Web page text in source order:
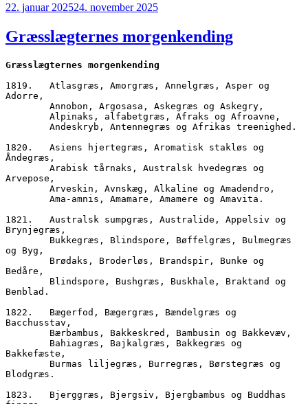
Udgivet
22. januar 202524. november 2025
Græsslægternes morgenkending
Græsslægternes morgenkending
1819.	Atlasgræs, Amorgræs, Annelgræs, Asper og
Adorre,
        Annobon, Argosasa, Askegræs og Askegry,
        Alpinaks, alfabetgræs, Afraks og Afroavne,
        Andeskryb, Antennegræs og Afrikas treenighed.
1820.	Asiens hjertegræs, Aromatisk stakløs og
Åndegræs,
Arvepose,
        Arveskin, Avnskæg, Alkaline og Amadendro,
        Ama-amnis, Amamare, Amamere og Amavita.
1821.	Australsk sumpgræs, Australide, Appelsiv og
Brynjegræs,
og Byg,
Bedåre,
Benblad.
1822.	Bægerfod, Bægergræs, Bændelgræs og
Bacchusstav,
        Bærbambus, Bakkeskred, Bambusin og Bakkevæv,
Bakkefæste,
Blodgræs.
1823.	Bjerggræs, Bjergsiv, Bjergbambus og Buddhas